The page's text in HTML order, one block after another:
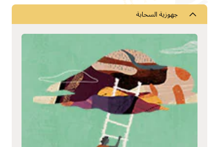
جهوزية السحابة